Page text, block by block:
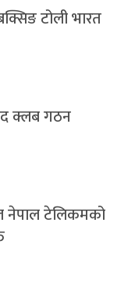
टोली भारत
क्लब गठन
नेपाल टेलिकमको